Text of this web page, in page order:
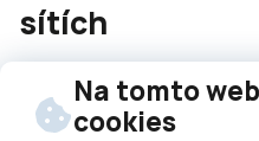
Na tomto
cookies
sítích